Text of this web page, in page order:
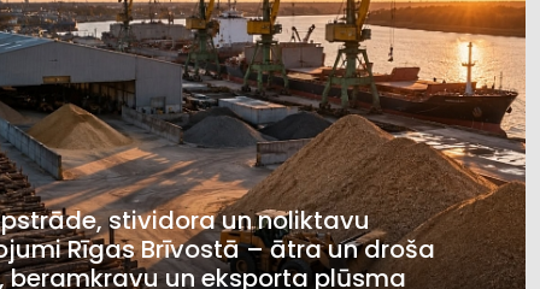
stividora un noliktavu
Rīgas Brīvostā – ātra un droša
beramkravu un eksporta plūsma